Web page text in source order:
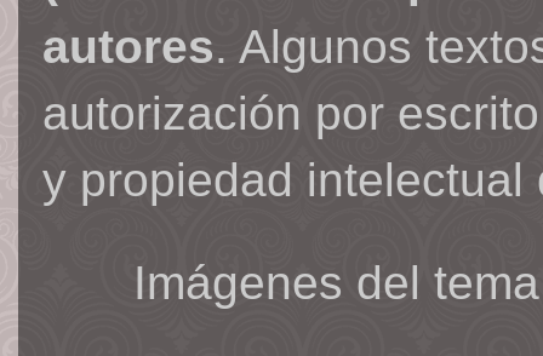
autores. Algunos
autorización por
y propiedad intelectual
Imágenes del